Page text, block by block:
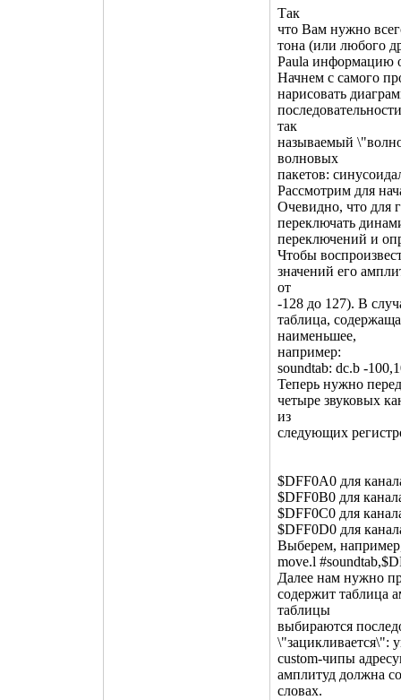
Так
что Вам нужно
тона (или любого
Paula информацию
Начнем с самого
нарисовать
так
называемый
волновых
пакетов:
Рассмотрим для
Очевидно, что для
переключать
переключений и
Чтобы
значений его
от
-128 до 127). В
таблица,
наименьшее,
например:
soundtab: dc.b -
Теперь нужно
четыре звуковых
из
следующих
$DFF0A0 для
$DFF0B0 для
$DFF0C0 для
$DFF0D0 для
Выберем,
move.l
Далее нам нужно
содержит таблица
таблицы
выбираются
\"зацикливается\":
custom-чипы
амплитуд должна
словах.